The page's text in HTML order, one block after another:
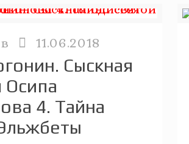
в 11.06.2018
Сыскная
Осипа
4. Тайна